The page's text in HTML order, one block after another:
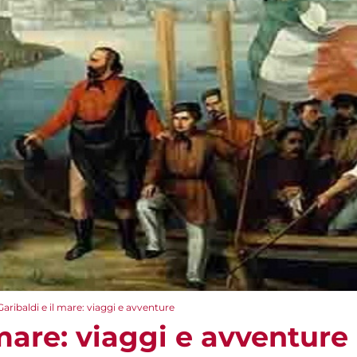
e il mare: viaggi e avventure
viaggi e avventure